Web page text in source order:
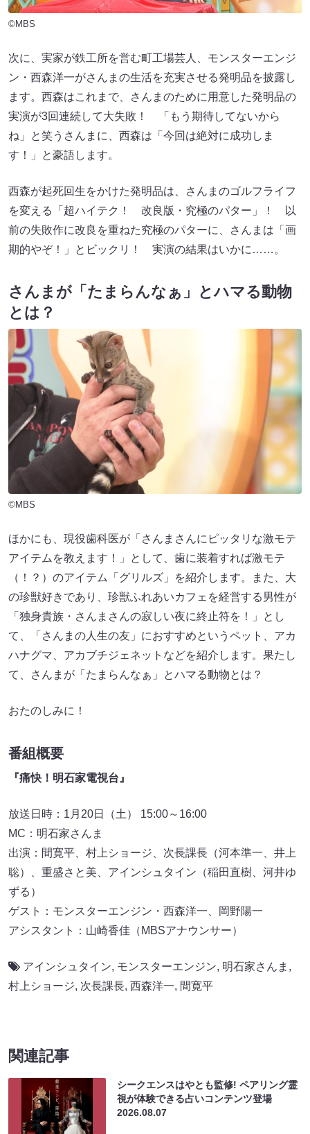
©MBS
次に、実家が鉄工所を営む町工場芸人、モンスターエンジ
ン・西森洋一がさんまの生活を充実させる発明品を披露し
ます。西森はこれまで、さんまのために用意した発明品の
実演が3回連続して大失敗！ 「もう期待してないから
ね」と笑うさんまに、西森は「今回は絶対に成功しま
す！」と豪語します。
西森が起死回生をかけた発明品は、さんまのゴルフライフ
を変える「超ハイテク！ 改良版・究極のパター」！ 以
前の失敗作に改良を重ねた究極のパターに、さんまは「画
期的やぞ！」とビックリ！ 実演の結果はいかに……。
さんまが「たまらんなぁ」とハマる動物
とは？
©MBS
ほかにも、現役歯科医が「さんまさんにピッタリな激モテ
アイテムを教えます！」として、歯に装着すれば激モテ
（！？）のアイテム「グリルズ」を紹介します。また、大
の珍獣好きであり、珍獣ふれあいカフェを経営する男性が
「独身貴族・さんまさんの寂しい夜に終止符を！」とし
て、「さんまの人生の友」におすすめというペット、アカ
ハナグマ、アカブチジェネットなどを紹介します。果たし
て、さんまが「たまらんなぁ」とハマる動物とは？
おたのしみに！
番組概要
『痛快！明石家電視台』
放送日時：1月20日（土） 15:00～16:00
MC：明石家さんま
出演：間寛平、村上ショージ、次長課長（河本準一、井上
聡）、重盛さと美、アインシュタイン（稲田直樹、河井ゆ
ずる）
ゲスト：モンスターエンジン・西森洋一、岡野陽一
アシスタント：山崎香佳（MBSアナウンサー）
アインシュタイン, モンスターエンジン, 明石家さんま ,
村上ショージ, 次長課長, 西森洋一, 間寛平
関連記事
シークエンスはやとも監修! ペアリング霊
視が体験できる占いコンテンツ登場
2026.08.07